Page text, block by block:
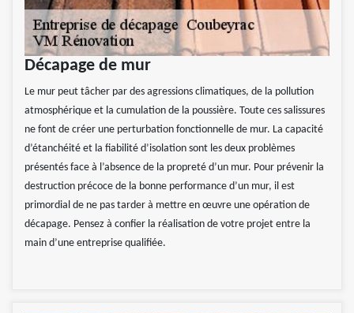
Décapage de mur
Le mur peut tâcher par des agressions climatiques, de la pollution
atmosphérique et la cumulation de la poussière. Toute ces salissures
ne font de créer une perturbation fonctionnelle de mur. La capacité
d’étanchéité et la fiabilité d’isolation sont les deux problèmes
présentés face à l’absence de la propreté d’un mur. Pour prévenir la
destruction précoce de la bonne performance d’un mur, il est
primordial de ne pas tarder à mettre en œuvre une opération de
décapage. Pensez à confier la réalisation de votre projet entre la
main d’une entreprise qualifiée.